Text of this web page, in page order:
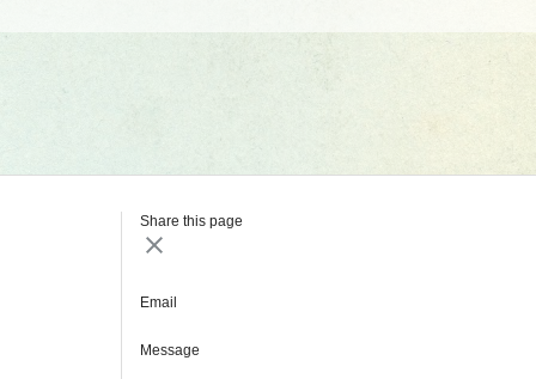
Share this page
Email
Message